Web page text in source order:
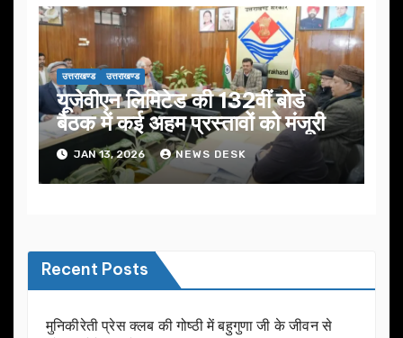
उत्तराखण्ड उत्तराखण्ड
यूजेवीएन लिमिटेड की 132वीं बोर्ड
बैठक में कई अहम प्रस्तावों को मंजूरी
JAN 13, 2026 NEWS DESK
Recent Posts
मुनिकीरेती प्रेस क्लब की गोष्ठी में बहुगुणा जी के जीवन से